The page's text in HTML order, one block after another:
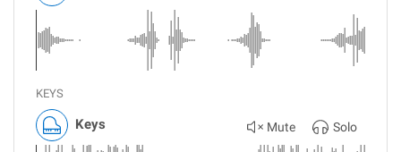
KEYS
Keys Mute Solo